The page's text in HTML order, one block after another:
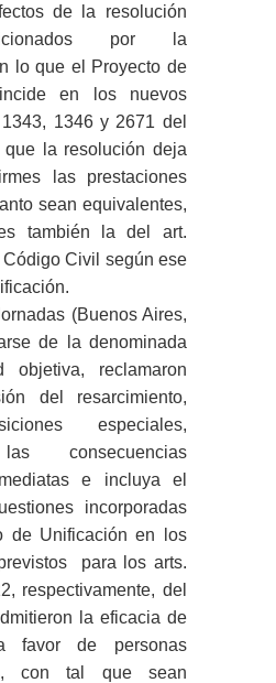
de la resolución
por la
lo que el Proyecto de
en los nuevos
1346 y 2671 del
la resolución deja
las prestaciones
sean equivalentes,
también la del art.
Civil según ese
(Buenos Aires,
de la denominada
objetiva, reclamaron
del resarcimiento,
especiales,
consecuencias
e incluya el
incorporadas
de Unificación en los
para los arts.
respectivamente, del
la eficacia de
favor de personas
con tal que sean